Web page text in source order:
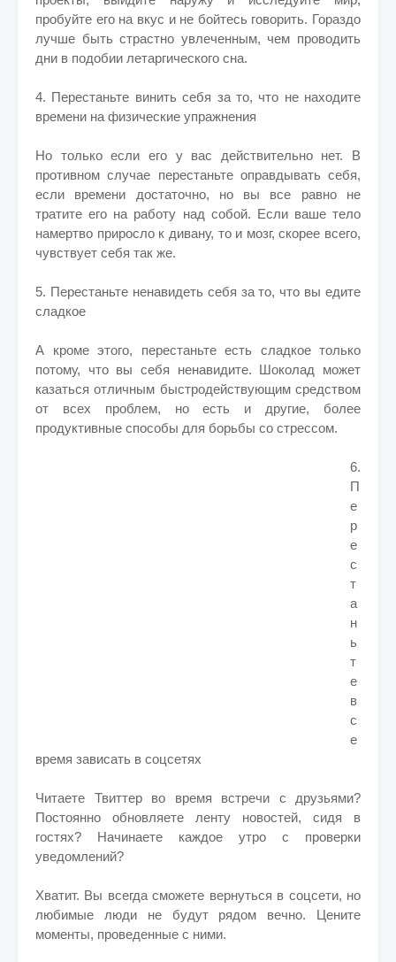
пробуйте его на вкус и не бойтесь говорить. Гораздо
лучше быть страстно увлеченным, чем проводить
дни в подобии летаргического сна.
4. Перестаньте винить себя за то, что не находите
времени на физические упражнения
Но только если его у вас действительно нет. В
противном случае перестаньте оправдывать себя,
если времени достаточно, но вы все равно не
тратите его на работу над собой. Если ваше тело
намертво приросло к дивану, то и мозг, скорее всего,
чувствует себя так же.
5. Перестаньте ненавидеть себя за то, что вы едите
сладкое
А кроме этого, перестаньте есть сладкое только
потому, что вы себя ненавидите. Шоколад может
казаться отличным быстродействующим средством
от всех проблем, но есть и другие, более
продуктивные способы для борьбы со стрессом.
6.
П
е
р
е
с
т
а
н
ь
т
е
в
с
е
время зависать в соцсетях
Читаете Твиттер во время встречи с друзьями?
Постоянно обновляете ленту новостей, сидя в
гостях? Начинаете каждое утро с проверки
уведомлений?
Хватит. Вы всегда сможете вернуться в соцсети, но
любимые люди не будут рядом вечно. Цените
моменты, проведенные с ними.